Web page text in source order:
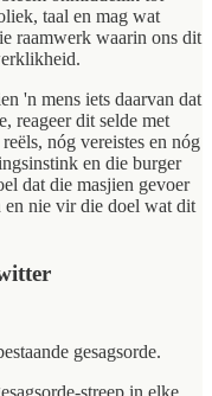
taal en mag wat
raamwerk waarin ons dit
'n mens iets daarvan dat
reageer dit selde met
nóg vereistes en nóg
en die burger
dat die masjien gevoer
en nie vir die doel wat dit
gesagsorde.
streep in elke